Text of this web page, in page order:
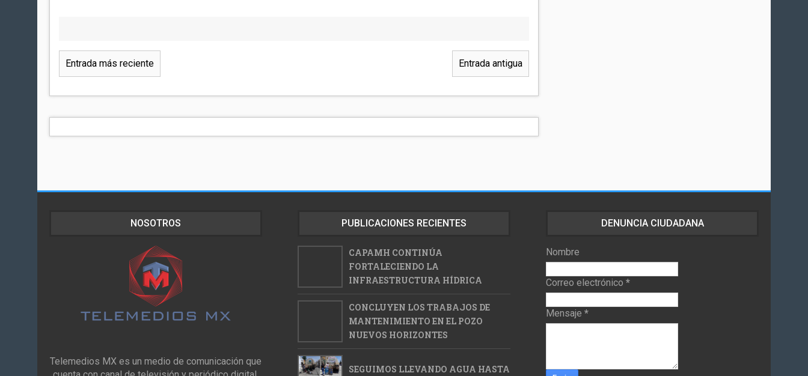
Entrada más reciente Entrada antigua
NOSOTROS
Telemedios MX es un medio de comunicación que
PUBLICACIONES RECIENTES
CAPAMH CONTINÚA
FORTALECIENDO LA
INFRAESTRUCTURA HÍDRICA
CONCLUYEN LOS TRABAJOS DE
MANTENIMIENTO EN EL POZO
NUEVOS HORIZONTES
SEGUIMOS LLEVANDO AGUA HASTA
DENUNCIA CIUDADANA
Nombre
Correo electrónico *
Mensaje *